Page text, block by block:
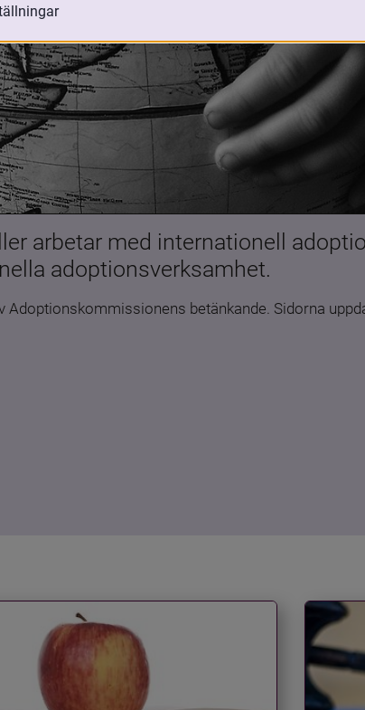
arbetar med internationell
adoptionsverksamhet.
betänkande. Sidorna